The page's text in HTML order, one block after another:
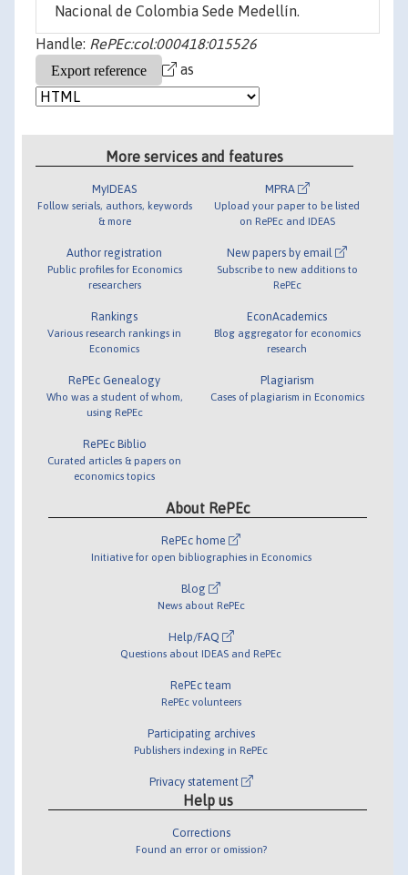
Nacional de Colombia Sede Medellín.
Handle: RePEc:col:000418:015526
as
More services and features
MyIDEAS
Follow serials, authors, keywords
& more
Author registration
Public profiles for Economics
researchers
Rankings
Various research rankings in
Economics
RePEc Genealogy
Who was a student of whom,
using RePEc
RePEc Biblio
Curated articles & papers on
economics topics
MPRA
Upload your paper to be listed
on RePEc and IDEAS
New papers by email
Subscribe to new additions to
RePEc
EconAcademics
Blog aggregator for economics
research
Plagiarism
Cases of plagiarism in Economics
About RePEc
RePEc home
Initiative for open bibliographies in Economics
Blog
News about RePEc
Help/FAQ
Questions about IDEAS and RePEc
RePEc team
RePEc volunteers
Participating archives
Publishers indexing in RePEc
Privacy statement
Help us
Corrections
Found an error or omission?